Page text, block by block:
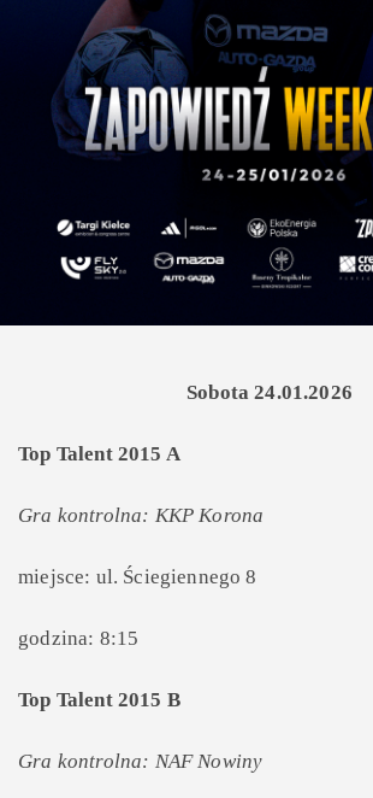
Sobota 24.01.2026
Top Talent 2015 A
Gra kontrolna: KKP Korona
miejsce: ul. Ściegiennego 8
godzina: 8:15
Top Talent 2015 B
Gra kontrolna: NAF Nowiny